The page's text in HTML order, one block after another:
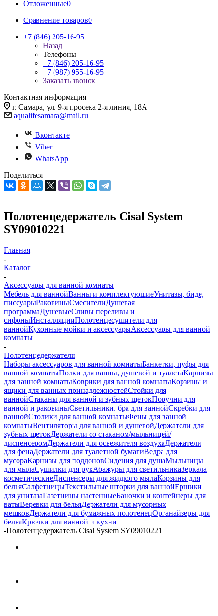
Отложенные0
Сравнение товаров0
+7 (846) 205-16-95
Назад
Телефоны
+7 (846) 205-16-95
+7 (987) 955-16-95
Заказать звонок
Контактная информация
г. Самара, ул. 9-я просека 2-я линия, 18А
aqualifesamara@mail.ru
Вконтакте
Viber
WhatsApp
Поделиться
Полотенцедержатель Cisal System
SY09010221
Главная
-
Каталог
-
Аксессуары для ванной комнаты
Мебель для ваннойВанны и комплектующиеУнитазы, биде,
писсуарыРаковиныСмесителиДушевая
программаДушевыеСливы переливы и
сифоныИнсталляцииПолотенцесушители для
ваннойКухонные мойки и аксессуарыАксессуары для ванной
комнаты
-
Полотенцедержатели
Наборы аксессуаров для ванной комнатыБанкетки, пуфы для
ванной комнатыПолки для ванны, душевой и туалетаКарнизы
для ванной комнатыКоврики для ванной комнатыКорзины и
ящики для ванных принадлежностейСтойки для
ваннойСтаканы для ванной и зубных щетокПоручни для
ванной и раковиныСветильники, бра для ваннойСкребки для
ваннойСтолики для ванной комнатыФены для ванной
комнатыВентиляторы для ванной и душевойДержатели для
зубных щетокДержатели со стаканом/мыльницей/
диспенсеромДержатели для освежителя воздухаДержатели
для фенаДержатели для туалетной бумагиВедра для
мусораКарнизы для поддоновСидения для душаМыльницы
для мылаСушилки для рукАбажуры для светильникаЗеркала
косметическиеДиспенсеры для жидкого мылаКорзины для
бельяСалфетницыТекстильные шторки для ваннойЕршики
для унитазаГазетницы настенныеБаночки и контейнеры для
ватыВеревки для бельяДержатели для мусорных
мешковДержатели для бумажных полотенецОрганайзеры для
бельяКрючки для ванной и кухни
-Полотенцедержатель Cisal System SY09010221